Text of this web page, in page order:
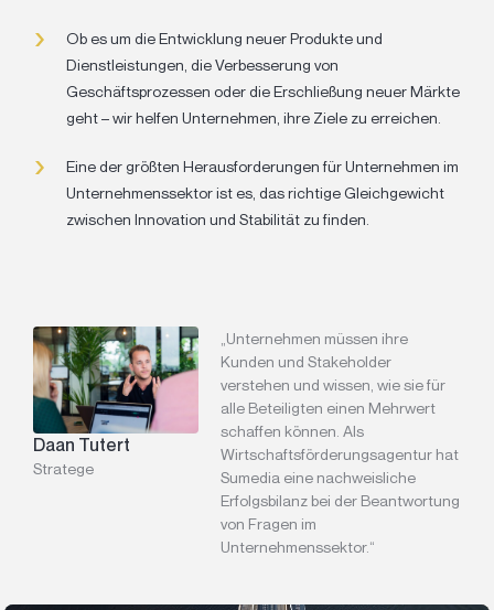
Ob es um die Entwicklung neuer Produkte und
Dienstleistungen, die Verbesserung von
Geschäftsprozessen oder die Erschließung neuer Märkte
geht – wir helfen Unternehmen, ihre Ziele zu erreichen.
Eine der größten Herausforderungen für Unternehmen im
Unternehmenssektor ist es, das richtige Gleichgewicht
zwischen Innovation und Stabilität zu finden.
Daan Tutert
Stratege
„Unternehmen müssen ihre
Kunden und Stakeholder
verstehen und wissen, wie sie für
alle Beteiligten einen Mehrwert
schaffen können. Als
Wirtschaftsförderungsagentur hat
Sumedia eine nachweisliche
Erfolgsbilanz bei der Beantwortung
von Fragen im
Unternehmenssektor.“